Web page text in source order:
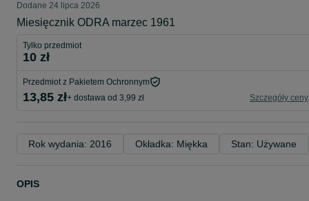
Dodane 24 lipca 2026
Miesięcznik ODRA marzec 1961
Tylko przedmiot
10 zł
Przedmiot z Pakietem Ochronnym
13,85 zł+ dostawa od 3,99 zł Szczegóły ceny
Rok wydania: 2016 Okładka: Miękka Stan: Używane
OPIS